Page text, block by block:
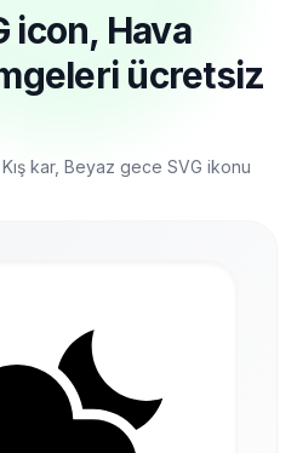
icon, Hava
ücretsiz
kar, Beyaz gece SVG ikonu